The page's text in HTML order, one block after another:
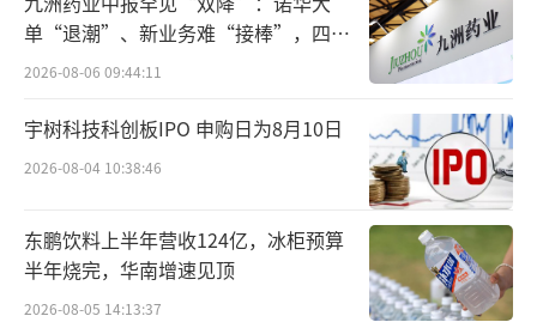
研发团队迅速行动，仅用15天就完成了连花清
瘟胶囊的提取、浓缩、干燥、成型等生产工艺
和质量标准的研究工作。
该药融合了汉代张仲景的“麻杏石甘
汤”、明代吴又可治疗瘟疫擅用大黄的特点，
以及清代吴鞠通的“银翘散”三个古代抗疫名
方。其中，银翘散中的金银花、连翘也是连花
清瘟名字的出处。
单“退潮”、新业务难“接棒”，四大
难关待闯
2026-08-06 09:44:11
宇树科技科创板IPO 申购日为8月10日
2026-08-04 10:38:46
东鹏饮料上半年营收124亿，冰柜预算
半年烧完，华南增速见顶
2026-08-05 14:13:37